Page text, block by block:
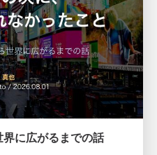
に広がるまでの話